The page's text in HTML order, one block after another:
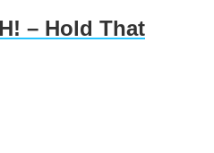
– Hold That